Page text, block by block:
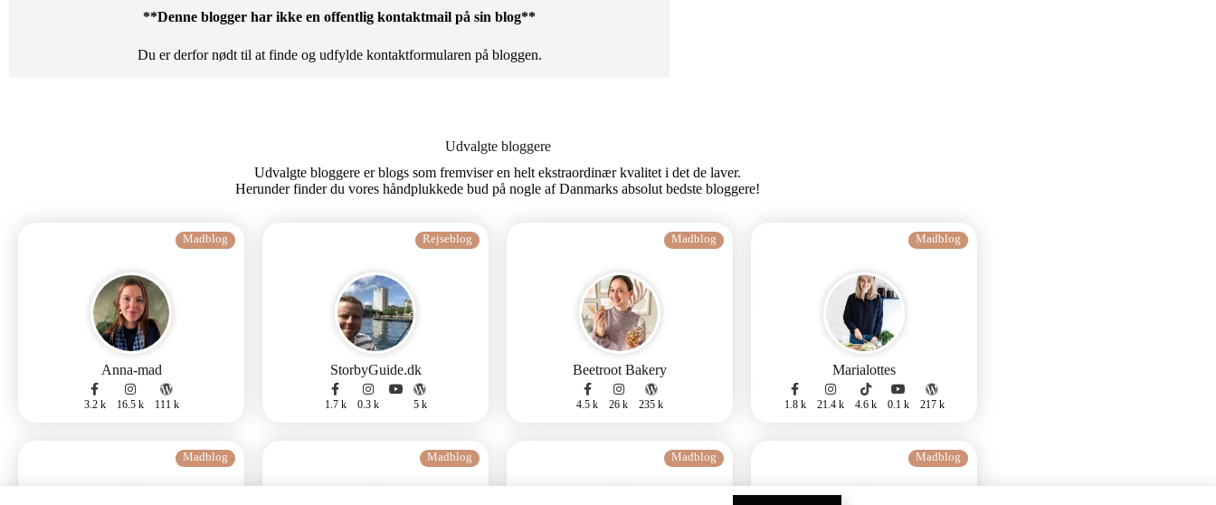
**Denne blogger har ikke en offentlig kontaktmail på sin blog**
Du er derfor nødt til at finde og udfylde kontaktformularen på bloggen.
Udvalgte bloggere
Udvalgte bloggere er blogs som fremviser en helt ekstraordinær kvalitet i det de laver.
Herunder finder du vores håndplukkede bud på nogle af Danmarks absolut bedste bloggere!
Madblog
Anna-mad
3.2 k 16.5 k 111 k
Rejseblog
StorbyGuide.dk
1.7 k 0.3 k 5 k
Madblog
Beetroot Bakery
4.5 k 26 k 235 k
Madblog
Marialottes
1.8 k 21.4 k 4.6 k 0.1 k 217 k
Madblog Madblog Madblog Madblog